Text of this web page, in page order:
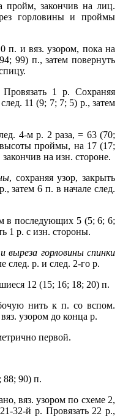
пройм, закончив на лиц.
горловины и проймы
п. и вяз. узором, пока на
99) п., затем повернуть
Провязать 1 р.Сохраняя
11 (9; 7; 7; 5) р., затем
4-м р. 2 раза, = 63 (70;
проймы, на 17 (17;
на изн. стороне.
, сохраняя узор, закрыть
затем 6 п. в начале след.
в последующих 5 (5; 6; 6;
1 р. с изн. стороны.
выреза горловины спинки
след. р. и след. 2-го р.
12 (15; 16; 18; 20) п.
нить к п. со вспом.
узором до конца р.
первой.
88; 90) п.
вяз. узором по схеме 2,
32-й р. Провязать 22 р.,